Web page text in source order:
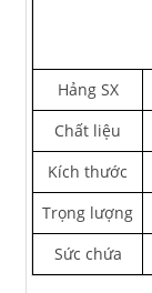
Hảng SX
Chất liệu
Kích thước
Trọng lượng
Sức chứa